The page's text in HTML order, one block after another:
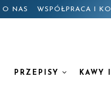
O NAS WSPÓŁPRACA I
PRZEPISY KAWY